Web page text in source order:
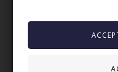
100% nikkelvrij sieraden